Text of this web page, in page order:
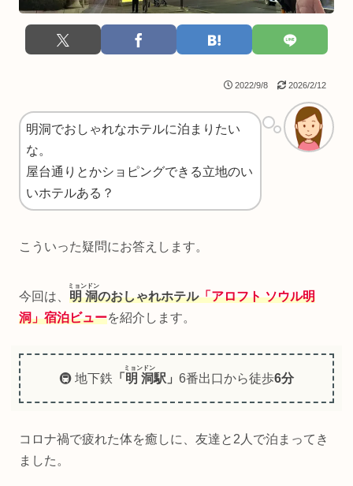
2022/9/8 2026/2/12
明洞でおしゃれなホテルに泊まりたい
な。
屋台通りとかショピングできる立地のい
いホテルある？
こういった疑問にお答えします。
今回は、 明洞
ミョンドン
のおしゃれホテル「アロフト ソウル明
洞」宿泊ビューを紹介します。
🚇 地下鉄 「 明洞
ミョンドン
駅」 6番出口から徒歩6分
コロナ禍で疲れた体を癒しに、友達と2人で泊まってき
ました。